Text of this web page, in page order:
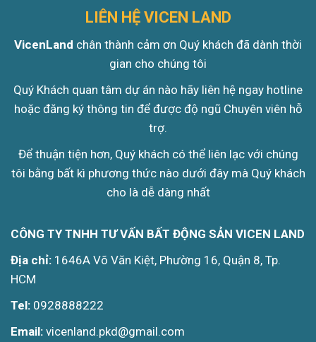
LIÊN HỆ VICEN LAND
VicenLand chân thành cảm ơn Quý khách đã dành thời
gian cho chúng tôi
Quý Khách quan tâm dự án nào hãy liên hệ ngay hotline
hoặc đăng ký thông tin để được độ ngũ Chuyên viên hỗ
trợ.
Để thuận tiện hơn, Quý khách có thể liên lạc với chúng
tôi bằng bất kì phương thức nào dưới đây mà Quý khách
cho là dễ dàng nhất
CÔNG TY TNHH TƯ VẤN BẤT ĐỘNG SẢN VICEN LAND
Địa chỉ: 1646A Võ Văn Kiệt, Phường 16, Quận 8, Tp.
HCM
Tel: 0928888222
Email: vicenland.pkd@gmail.com